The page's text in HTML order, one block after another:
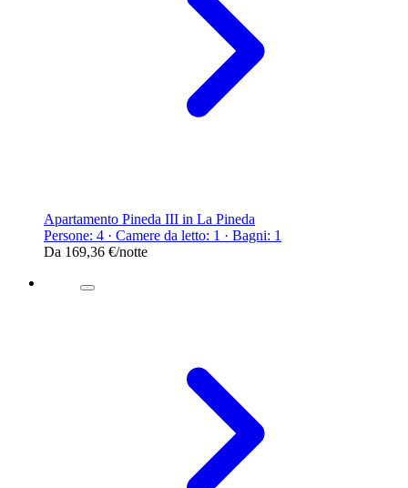
Apartamento Pineda III in La Pineda
Persone: 4 · Camere da letto: 1 · Bagni: 1
Da 169,36 €/notte